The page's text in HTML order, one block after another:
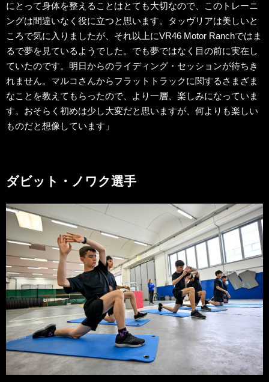
にとって身体を整えることはとても大切なので、このトレーニ
ングは間違いなく役に立つと思います。タッヴリアは美しいと
ころで気に入りましたが、それ以上にVR46 Motor Ranchではま
るで夢を見ているようでした。でも夢ではなく目の前に実在し
ていたのです。明日からのライディング・セッションが待ちき
れません。マルコさんからフラットトラックに関するさまざま
なことを教えてもらったので、より一層、楽しみになっていま
す。おそらく初めは少し大変だと思いますが、何よりも楽しい
ものだと想像しています」
ダビット・ノワク選手